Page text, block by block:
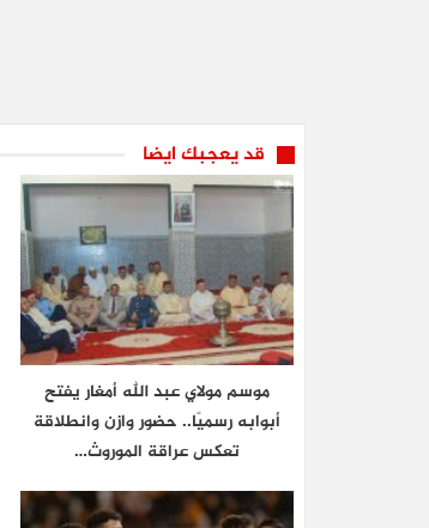
قد يعجبك ايضا
موسم مولاي عبد الله أمغار يفتح
أبوابه رسميًا.. حضور وازن وانطلاقة
تعكس عراقة الموروث…